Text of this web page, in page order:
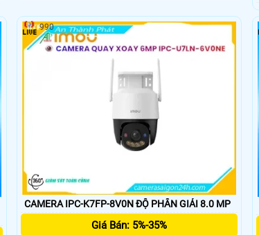
CAMERA IPC-K7FP-8V0N ĐỘ PHÂN GIẢI 8.0 MP
Giá Bán: 5%-35%
990